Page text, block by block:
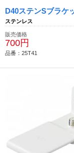
D40ステンSブラケ
ステンレス
販売価格
700円
品番：25T41